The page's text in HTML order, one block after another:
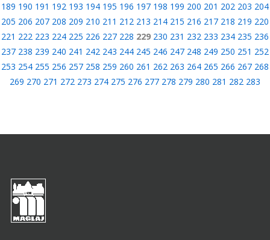
189 190 191 192 193 194 195 196 197 198 199 200 201 202 203 204
205 206 207 208 209 210 211 212 213 214 215 216 217 218 219 220
221 222 223 224 225 226 227 228 229 230 231 232 233 234 235 236
237 238 239 240 241 242 243 244 245 246 247 248 249 250 251 252
253 254 255 256 257 258 259 260 261 262 263 264 265 266 267 268
269 270 271 272 273 274 275 276 277 278 279 280 281 282 283